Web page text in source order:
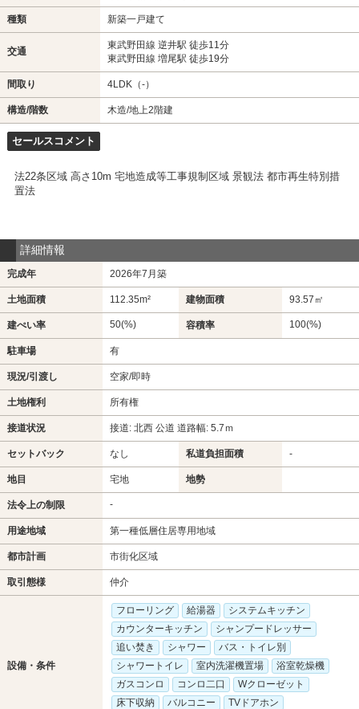
種類 新築一戸建て
交通
東武野田線 逆井駅 徒歩11分
東武野田線 増尾駅 徒歩19分
間取り 4LDK（-）
構造/階数 木造/地上2階建
セールスコメント
法22条区域 高さ10m 宅地造成等工事規制区域 景観法 都市再生特別措
置法
詳細情報
完成年 2026年7月築
土地面積 112.35m² 建物面積 93.57㎡
建ぺい率 50(%) 容積率 100(%)
駐車場 有
現況/引渡し 空家/即時
土地権利 所有権
接道状況 接道: 北西 公道 道路幅: 5.7ｍ
セットバック なし 私道負担面積 -
地目 宅地 地勢
法令上の制限 -
用途地域 第一種低層住居専用地域
都市計画 市街化区域
取引態様 仲介
設備・条件
フローリング 給湯器
システムキッチン
カウンターキッチン
シャンプードレッサー
追い焚き
シャワー
バス・トイレ別
シャワートイレ
室内洗濯機置場
浴室乾燥機
ガスコンロ
コンロ二口
Wクローゼット
床下収納
バルコニー
TVドアホン